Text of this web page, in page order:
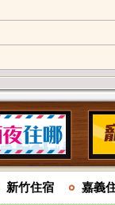
新竹住宿 嘉義